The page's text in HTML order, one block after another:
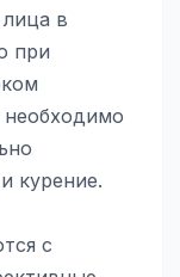
в
при
курение.
с